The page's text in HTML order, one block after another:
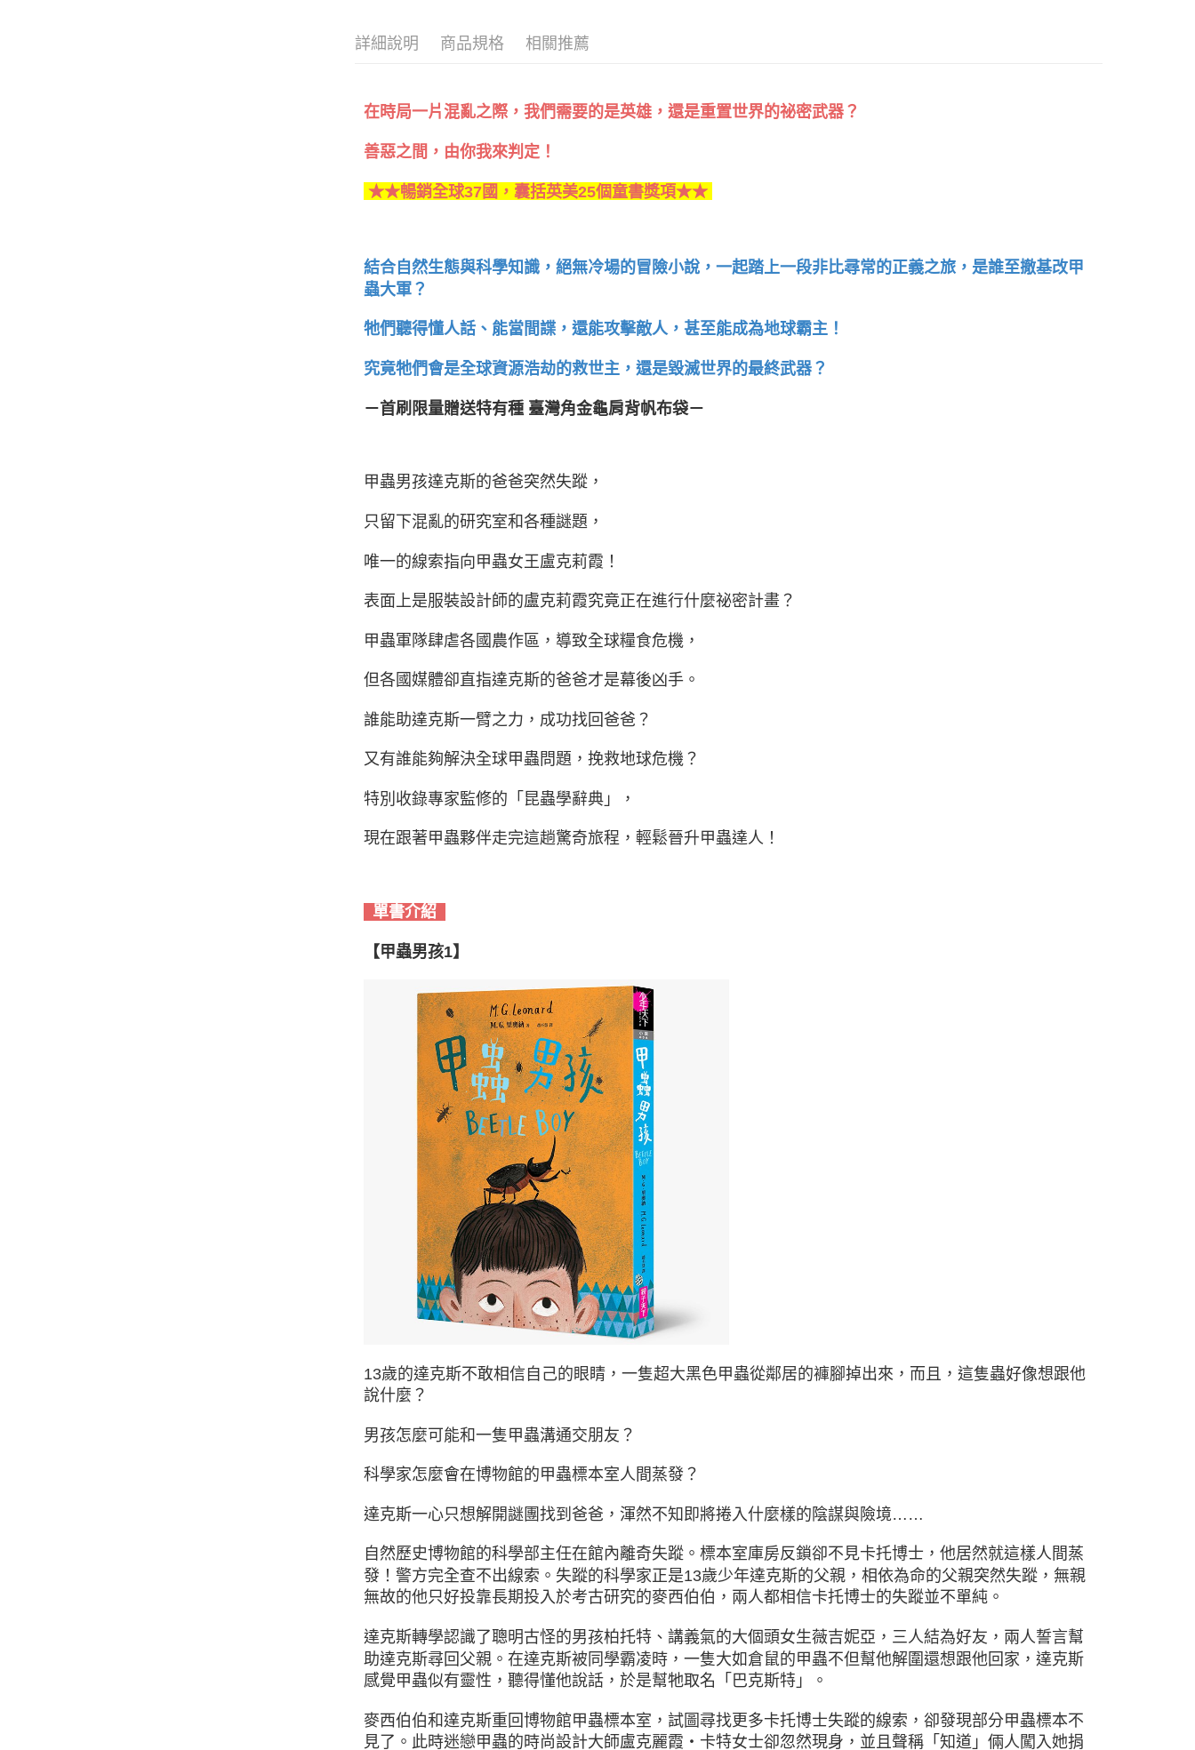
詳細說明 商品規格 相關推薦
在時局一片混亂之際，我們需要的是英雄，還是重置世界的祕密武器？
善惡之間，由你我來判定！
★★暢銷全球37國，囊括英美25個童書獎項★★
結合自然生態與科學知識，絕無冷場的冒險小說，一起踏上一段非比尋常的正義之旅， 是誰至撤基改甲
蟲大軍？
牠們聽得懂人話、能當間諜，還能攻擊敵人， 甚至能成為地球霸主！
究竟牠們會是全球資源浩劫的救世主，還是毀滅世界的最終武器？
－首刷限量贈送特有種 臺灣角金龜肩背帆布袋－
甲蟲男孩達克斯的爸爸突然失蹤，
只留下混亂的研究室和各種謎題，
唯一的線索指向甲蟲女王盧克莉霞！
表面上是服裝設計師的盧克莉霞究竟正在進行什麼祕密計畫？
甲蟲軍隊肆虐各國農作區，導致全球糧食危機，
但各國媒體卻直指達克斯的爸爸才是幕後凶手。
誰能助達克斯一臂之力，成功找回爸爸？
又有誰能夠解決全球甲蟲問題，挽救地球危機？
特別收錄專家監修的「昆蟲學辭典」，
現在跟著甲蟲夥伴走完這趟驚奇旅程，輕鬆晉升甲蟲達人！
單書介紹
【甲蟲男孩1】
13歲的達克斯不敢相信自己的眼睛，一隻超大黑色甲蟲從鄰居的褲腳掉出來， 而且，這隻蟲好像想跟他
說什麼？
男孩怎麼可能和一隻甲蟲溝通交朋友？
科學家怎麼會在博物館的甲蟲標本室人間蒸發？
達克斯一心只想解開謎團找到爸爸， 渾然不知即將捲入什麼樣的陰謀與險境……
自然歷史博物館的科學部主任在館內離奇失蹤。標本室庫房反鎖卻不見卡托博士，他居然就這樣人間蒸
發！警方完全查不出線索。失蹤的科學家正是13歲少年達克斯的父親，相依為命的父親突然失蹤，無親
無故的他只好投靠長期投入於考古研究的麥西伯伯，兩人都相信卡托博士的失蹤並不單純。
達克斯轉學認識了聰明古怪的男孩柏托特、講義氣的大個頭女生薇吉妮亞，三人結為好友，兩人誓言幫
助達克斯尋回父親。在達克斯被同學霸凌時，一隻大如倉鼠的甲蟲不但幫他解圍還想跟他回家，達克斯
感覺甲蟲似有靈性，聽得懂他說話，於是幫牠取名「巴克斯特」。
麥西伯伯和達克斯重回博物館甲蟲標本室，試圖尋找更多卡托博士失蹤的線索，卻發現部分甲蟲標本不
見了。此時迷戀甲蟲的時尚設計大師盧克麗霞‧卡特女士卻忽然現身，並且聲稱「知道」倆人闖入她捐